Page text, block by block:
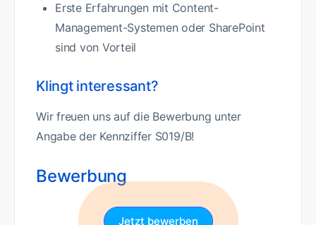
Erste Erfahrungen mit Content-
Management-Systemen oder SharePoint
sind von Vorteil
Klingt interessant?
Wir freuen uns auf die Bewerbung unter
Angabe der Kennziffer S019/B!
Bewerbung
Jetzt bewerben